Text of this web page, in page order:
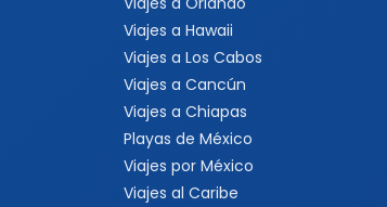
Viajes a Hawaii
Viajes a Los Cabos
Viajes a Cancún
Viajes a Chiapas
Playas de México
Viajes por México
Viajes al Caribe